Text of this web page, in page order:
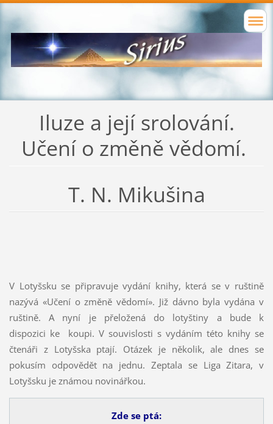
Iluze a její srolování.
Učení o změně vědomí.
T. N. Mikušina
V Lotyšsku se připravuje vydání knihy, která se v ruštině
nazývá «Učení o změně vědomí». Již dávno byla vydána v
ruštině. A nyní je přeložená do lotyštiny a bude k
dispozici ke koupi. V souvislosti s vydáním této knihy se
čtenáři z Lotyšska ptají. Otázek je několik, ale dnes se
pokusím odpovědět na jednu. Zeptala se Liga Zitara, v
Lotyšsku je známou novinářkou.
Zde se ptá: